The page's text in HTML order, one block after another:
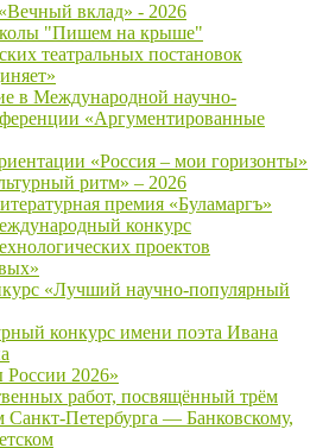
вклад» - 2026
"Пишем на крыше"
театральных постановок
в Международной научно-
«Аргументированные
«Россия – мои горизонты»
ритм» – 2026
премия «Буламаргъ»
конкурс
проектов
«Лучший научно-популярный
конкурс имени поэта Ивана
2026»
работ, посвящённый трём
Санкт-Петербурга — Банковскому,